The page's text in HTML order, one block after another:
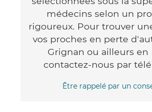
médecins selon un
rigoureux. Pour trouver
vos proches en perte
Grignan ou ailleurs en
contactez-nous par
Être rappelé par un